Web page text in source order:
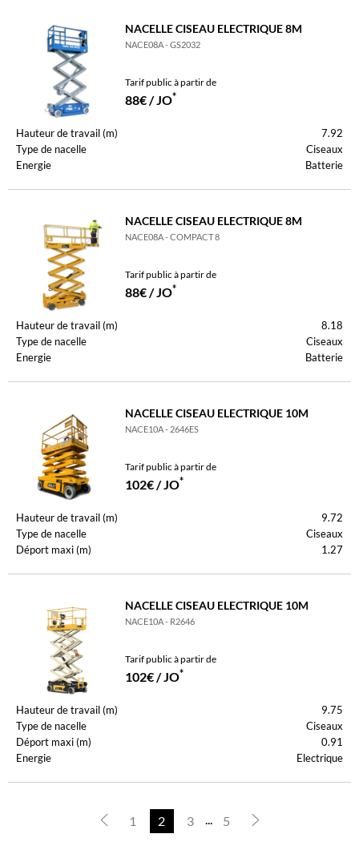
NACELLE CISEAU ELECTRIQUE 8M
NACE08A - GS2032
Tarif public à partir de
88€ / JO*
Hauteur de travail (m)
7.92
Type de nacelle
Ciseaux
Energie
Batterie
NACELLE CISEAU ELECTRIQUE 8M
NACE08A - COMPACT 8
Tarif public à partir de
88€ / JO*
Hauteur de travail (m)
8.18
Type de nacelle
Ciseaux
Energie
Batterie
NACELLE CISEAU ELECTRIQUE 10M
NACE10A - 2646ES
Tarif public à partir de
102€ / JO*
Hauteur de travail (m)
9.72
Type de nacelle
Ciseaux
Déport maxi (m)
1.27
NACELLE CISEAU ELECTRIQUE 10M
NACE10A - R2646
Tarif public à partir de
102€ / JO*
Hauteur de travail (m)
9.75
Type de nacelle
Ciseaux
Déport maxi (m)
0.91
Energie
Electrique
1 2 3 ... 5